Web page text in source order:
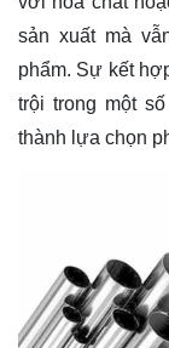
sản xuất mà
phẩm. Sự kết
trội trong một
thành lựa chọn